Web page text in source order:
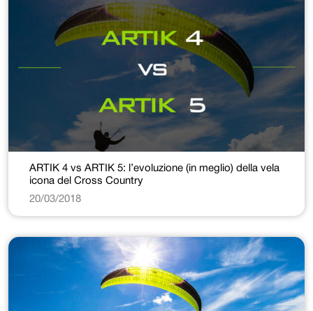
ARTIK 4 vs ARTIK 5: l’evoluzione (in meglio) della vela
icona del Cross Country
20/03/2018